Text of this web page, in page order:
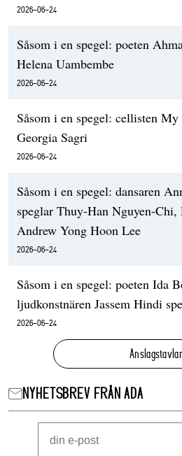
2026-06-24
Såsom i en spegel: poeten
Helena Uambembe
2026-06-24
Såsom i en spegel: cellisten
Georgia Sagri
2026-06-24
Såsom i en spegel: dansaren
speglar Thuy-Han Nguyen-Chi,
Andrew Yong Hoon Lee
2026-06-24
Såsom i en spegel: poeten Ida
ljudkonstnären Jassem Hindi
2026-06-24
NYHETSBREV FRÅN ADA